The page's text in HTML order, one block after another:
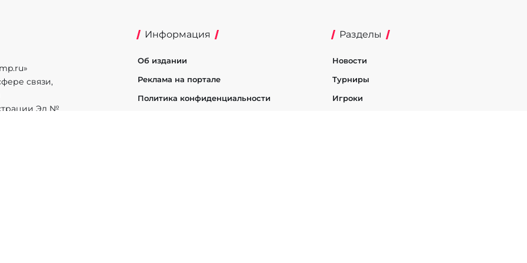
связи,
Эл №
Информация
Об издании
Реклама на портале
Политика конфиденциальности
Разделы
Новости
Турниры
Игроки